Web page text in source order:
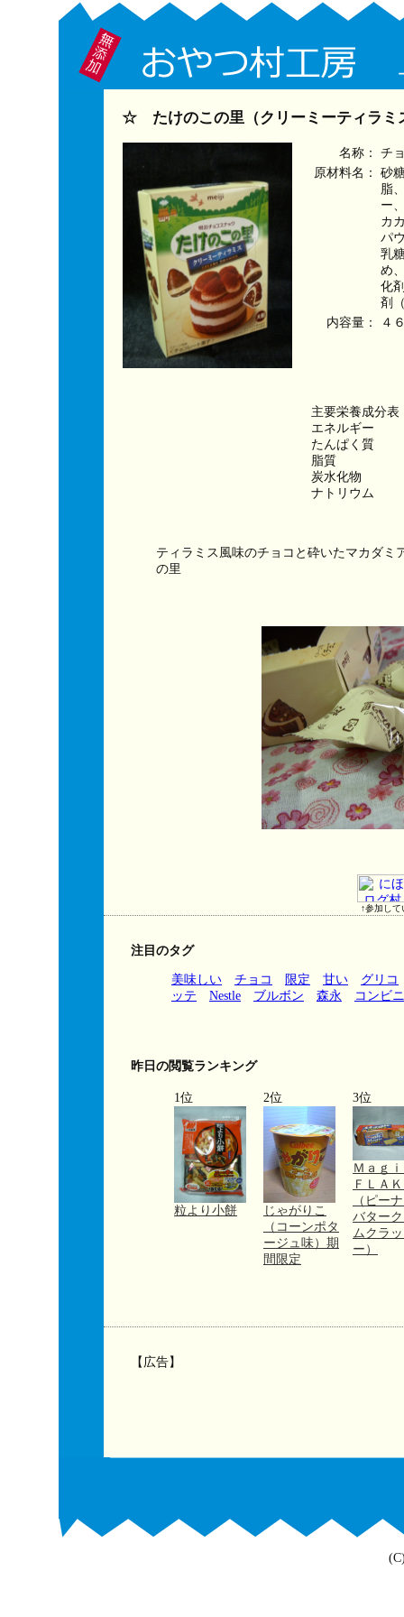
☆ たけのこの里（クリーミーティラ
名称：
チ
原材料名：
砂
脂
ー
カ
パ
乳
め
化
剤
内容量：
４
主要栄養成分
エネルギー　
たんぱく質　
脂質　　　　
炭水化物　　
ナトリウム　　
ティラミス風味のチョコと砕いたマカダミ
の里
↑参加して
注目のタグ
美味しい チョコ 限定 甘い
グリコ
ッテ
Nestle ブルボン 森永 コンビニ
昨日の閲覧ランキング
1位
粒より小餅
2位
じゃがりこ
（コーンポタ
ージュ味）期
間限定
3位
Ｍａｇ
ＦＬＡ
（ピー
バター
ムクラ
ー）
【広告】